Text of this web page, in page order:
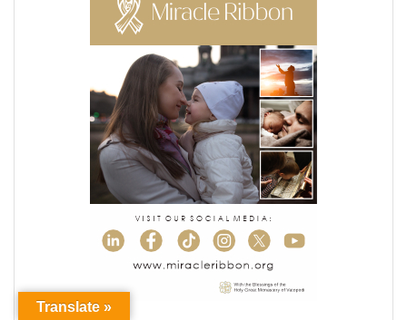
Translate »